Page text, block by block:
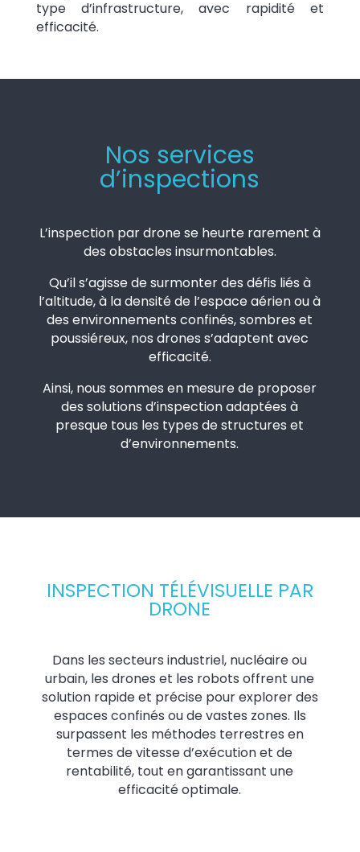
type d’infrastructure, avec rapidité et
efficacité.
Nos services
d’inspections
L’inspection par drone se heurte rarement à
des obstacles insurmontables.
Qu’il s’agisse de surmonter des défis liés à
l’altitude, à la densité de l’espace aérien ou à
des environnements confinés, sombres et
poussiéreux, nos drones s’adaptent avec
efficacité.
Ainsi, nous sommes en mesure de proposer
des solutions d’inspection adaptées à
presque tous les types de structures et
d’environnements.
INSPECTION TÉLÉVISUELLE PAR
DRONE
Dans les secteurs industriel, nucléaire ou
urbain, les drones et les robots offrent une
solution rapide et précise pour explorer des
espaces confinés ou de vastes zones. Ils
surpassent les méthodes terrestres en
termes de vitesse d’exécution et de
rentabilité, tout en garantissant une
efficacité optimale.